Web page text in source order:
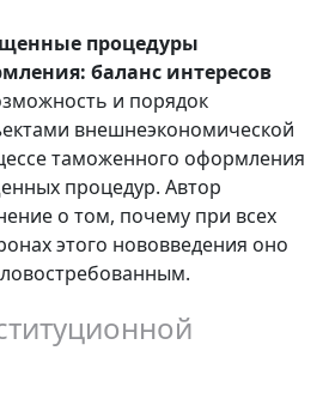
процедуры
баланс интересов
и порядок
внешнеэкономической
таможенного оформления
процедур. Автор
о том, почему при всех
этого нововведения оно